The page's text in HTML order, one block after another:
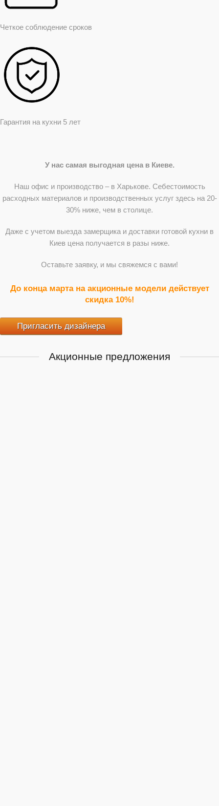
Четкое соблюдение сроков
Гарантия на кухни 5 лет
У нас самая выгодная цена в Киеве.
Наш офис и производство – в Харькове. Себестоимость
расходных материалов и производственных услуг здесь на 20-
30% ниже, чем в столице.
Даже с учетом выезда замерщика и доставки готовой кухни в
Киев цена получается в разы ниже.
Оставьте заявку, и мы свяжемся с вами!
До конца марта на акционные модели действует
скидка 10%!
Пригласить дизайнера
Акционные предложения